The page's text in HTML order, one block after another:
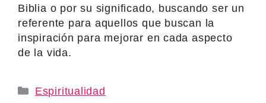
Biblia o por su significado, buscando ser un
referente para aquellos que buscan la
inspiración para mejorar en cada aspecto
de la vida.
Categories
Espiritualidad